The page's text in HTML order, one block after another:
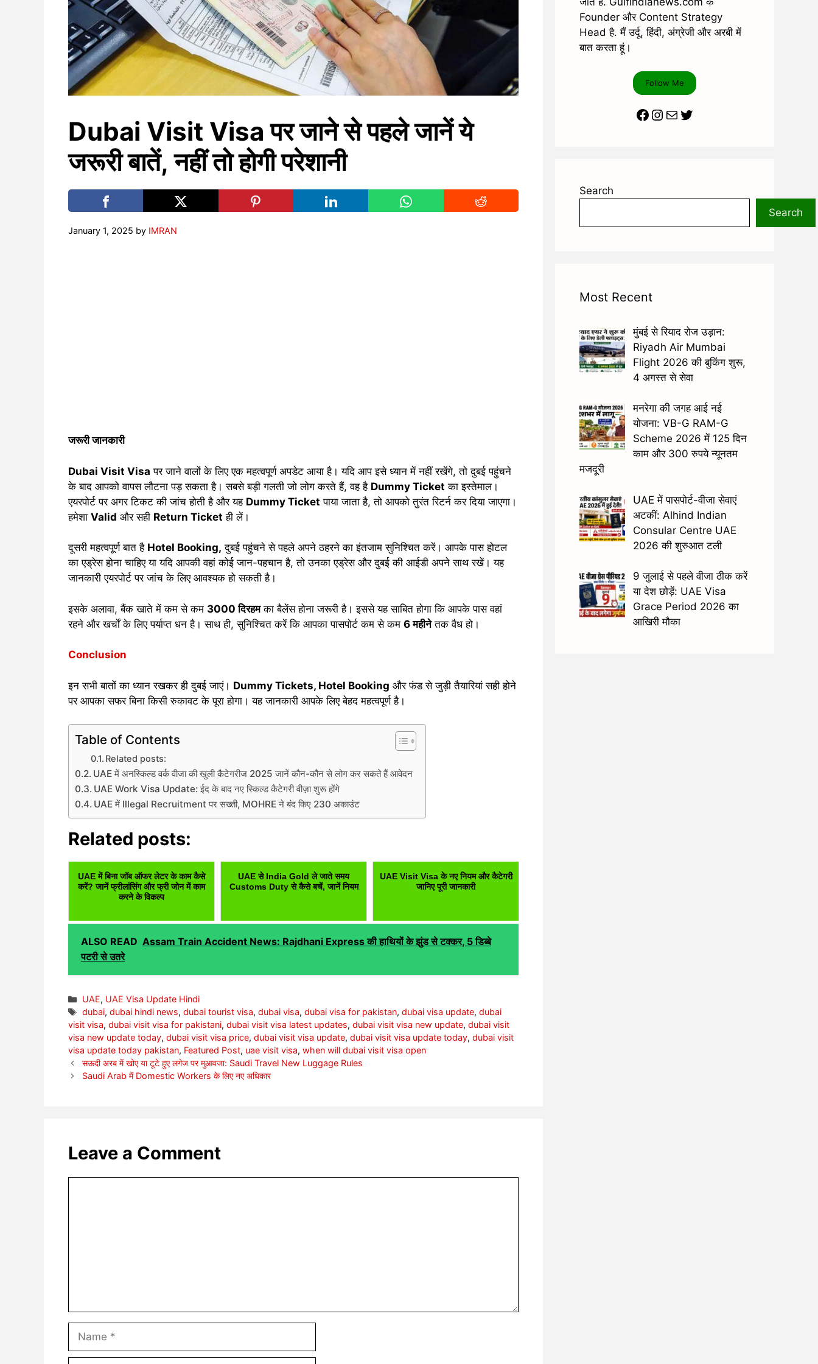
Dubai Visit Visa पर जाने से पहले जानें ये
जरूरी बातें, नहीं तो होगी परेशानी
January 1, 2025 by IMRAN
जरूरी जानकारी
Dubai Visit Visa पर जाने वालों के लिए एक महत्वपूर्ण अपडेट आया है। यदि आप इसे ध्यान में नहीं रखेंगे, तो दुबई पहुंचने
के बाद आपको वापस लौटना पड़ सकता है। सबसे बड़ी गलती जो लोग करते हैं, वह है Dummy Ticket का इस्तेमाल।
एयरपोर्ट पर अगर टिकट की जांच होती है और यह Dummy Ticket पाया जाता है, तो आपको तुरंत रिटर्न कर दिया जाएगा।
हमेशा Valid और सही Return Ticket ही लें।
दूसरी महत्वपूर्ण बात है Hotel Booking, दुबई पहुंचने से पहले अपने ठहरने का इंतजाम सुनिश्चित करें। आपके पास होटल
का एड्रेस होना चाहिए या यदि आपकी वहां कोई जान-पहचान है, तो उनका एड्रेस और दुबई की आईडी अपने साथ रखें। यह
जानकारी एयरपोर्ट पर जांच के लिए आवश्यक हो सकती है।
इसके अलावा, बैंक खाते में कम से कम 3000 दिरहमका बैलेंस होना जरूरी है। इससे यह साबित होगा कि आपके पास वहां
रहने और खर्चों के लिए पर्याप्त धन है। साथ ही, सुनिश्चित करें कि आपका पासपोर्ट कम से कम 6 महीनेतक वैध हो।
Conclusion
इन सभी बातों का ध्यान रखकर ही दुबई जाएं। Dummy Tickets, Hotel Booking और फंड से जुड़ी तैयारियां सही होने
पर आपका सफर बिना किसी रुकावट के पूरा होगा। यह जानकारी आपके लिए बेहद महत्वपूर्ण है।
Table of Contents
Related posts:
UAE में अनस्किल्ड वर्क वीजा की खुली कैटेगरीज 2025 जानें कौन-कौन से लोग कर सकते हैं आवेदन
UAE Work Visa Update: ईद के बाद नए स्किल्ड कैटेगरी वीज़ा शुरू होंगे
UAE में Illegal Recruitment पर सख्ती, MOHRE ने बंद किए 230 अकाउंट
Related posts:
UAE में बिना जॉब ऑफर लेटर के काम कैसे
करें? जानें फ्रीलांसिंग और फ्री जोन में काम
करने के विकल्प
UAE से India Gold ले जाते समय
Customs Duty से कैसे बचें, जानें नियम
UAE Visit Visa के नए नियम और कैटेगरी
जानिए पूरी जानकारी
ALSO READ Assam Train Accident News: Rajdhani Express की हाथियों के झुंड से टक्कर, 5 डिब्बे
पटरी से उतरे
Categories
UAE, UAE Visa Update Hindi
Tags
dubai,dubai hindi news,dubai tourist visa,dubai visa,dubai visa for pakistan,dubai visa update,dubai
visit visa, dubai visit visa for pakistani, dubai visit visa latest updates, dubai visit visa new update, dubai visit
visa new update today, dubai visit visa price, dubai visit visa update, dubai visit visa update today, dubai visit
visa update today pakistan, Featured Post, uae visit visa, when will dubai visit visa open
सऊदी अरब में खोए या टूटे हुए लगेज पर मुआवजा: Saudi Travel New Luggage Rules
Saudi Arab में Domestic Workers के लिए नए अधिकार
Leave a Comment
Name
Founder और Content Strategy
Head है. मैं उर्दू, हिंदी, अंग्रेजी और अरबी में
बात करता हूं।
Follow Me
Facebook
Instagram
MailTwitter
Search
Search
Most Recent
मुंबई से रियाद रोज उड़ान:
Riyadh Air Mumbai
Flight 2026 की बुकिंग शुरू,
4 अगस्त से सेवा
मनरेगा की जगह आई नई
योजना: VB-G RAM-G
Scheme 2026 में 125 दिन
काम और 300 रुपये न्यूनतम
मजदूरी
UAE में पासपोर्ट-वीजा सेवाएं
अटकीं: Alhind Indian
Consular Centre UAE
2026 की शुरुआत टली
9 जुलाई से पहले वीजा ठीक करें
या देश छोड़ें: UAE Visa
Grace Period 2026 का
आखिरी मौका